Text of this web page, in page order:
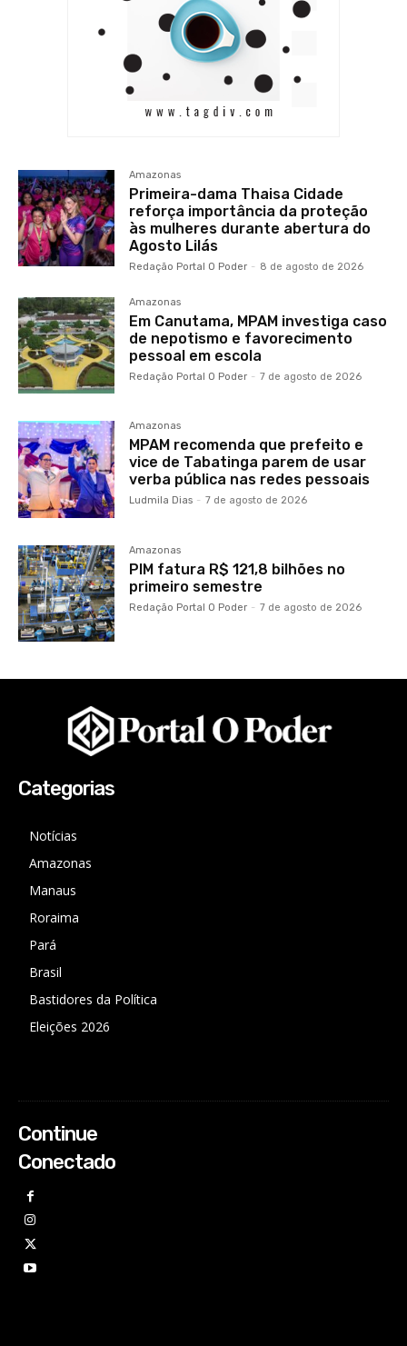
Amazonas
Primeira-dama Thaisa Cidade
reforça importância da proteção
às mulheres durante abertura do
Agosto Lilás
Redação Portal O Poder - 8 de agosto de 2026
Amazonas
Em Canutama, MPAM investiga caso
de nepotismo e favorecimento
pessoal em escola
Redação Portal O Poder - 7 de agosto de 2026
Amazonas
MPAM recomenda que prefeito e
vice de Tabatinga parem de usar
verba pública nas redes pessoais
Ludmila Dias - 7 de agosto de 2026
Amazonas
PIM fatura R$ 121,8 bilhões no
primeiro semestre
Redação Portal O Poder - 7 de agosto de 2026
Categorias
Notícias
Amazonas
Manaus
Roraima
Pará
Brasil
Bastidores da Política
Eleições 2026
Continue
Conectado